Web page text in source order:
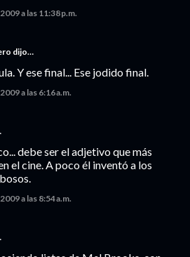
a las 11:38 p.m.
dijo…
Y ese final... Ese jodido final.
a las 6:16 a.m.
debe ser el adjetivo que más
el cine. A poco él inventó a los
a las 8:54 a.m.